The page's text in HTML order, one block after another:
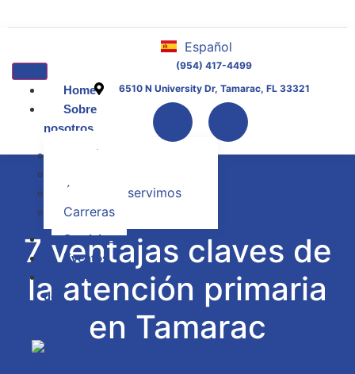
Home
Sobre
nosotros
Contáctanos
Áreas que servimos
Carreras
Servicios
Eventos
Biblioteca
de
Español
English
(954) 417-4499
6510 N University Dr, Tamarac, FL 33321
7 ventajas claves de
la atención primaria
en Tamarac